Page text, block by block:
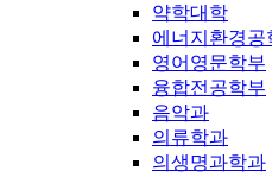
약학대학
에너지환경공
영어영문학부
융합전공학부
음악과
의류학과
의생명과학과